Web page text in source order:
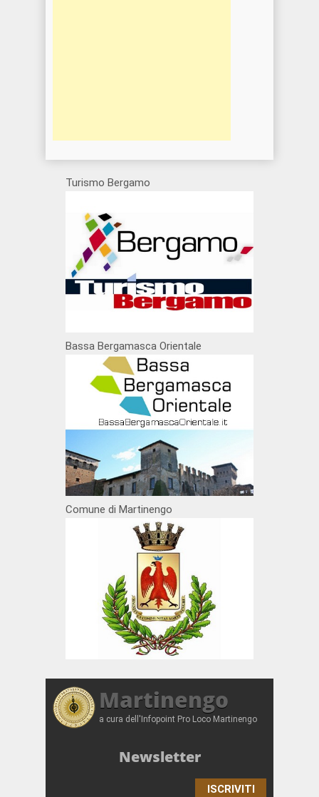
Turismo Bergamo
Bassa Bergamasca Orientale
Comune di Martinengo
Martinengo
a cura dell'Infopoint Pro Loco Martinengo
Newsletter
ISCRIVITI